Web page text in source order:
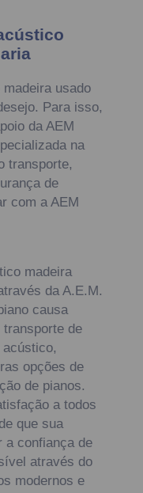
usado
Para isso,
da AEM
na
transporte,
de
com a AEM
madeira
da A.E.M.
causa
de
opções de
de pianos.
a todos
que sua
a confiança de
através do
modernos e